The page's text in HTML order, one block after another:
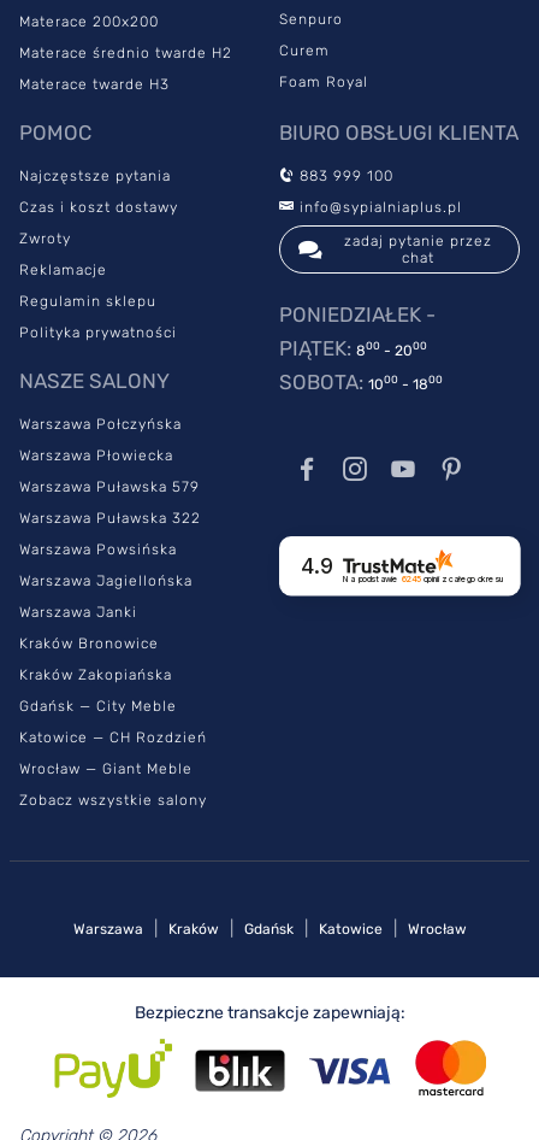
Materace 200x200
Materace średnio twarde H2
Materace twarde H3
Senpuro
Curem
Foam Royal
POMOC
Najczęstsze pytania
Czas i koszt dostawy
Zwroty
Reklamacje
Regulamin sklepu
Polityka prywatności
NASZE SALONY
Warszawa Połczyńska
Warszawa Płowiecka
Warszawa Puławska 579
Warszawa Puławska 322
Warszawa Powsińska
Warszawa Jagiellońska
Warszawa Janki
Kraków Bronowice
Kraków Zakopiańska
Gdańsk — City Meble
Katowice — CH Rozdzień
Wrocław — Giant Meble
Zobacz wszystkie salony
BIURO OBSŁUGI KLIENTA
883 999 100
info@sypialniaplus.pl
zadaj pytanie przez
chat
PONIEDZIAŁEK -
PIĄTEK: 800 - 2000
SOBOTA: 1000 - 1800
4.9
Na podstawie 6245opinii z całego okresu
Warszawa Kraków Gdańsk Katowice Wrocław
Bezpieczne transakcje zapewniają:
Copyright © 2026